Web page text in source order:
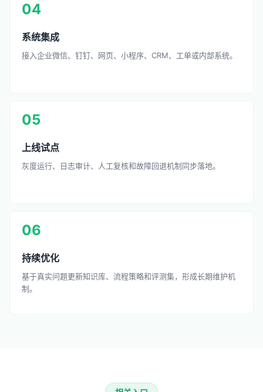
04
系统集成
接入企业微信、钉钉、网页、小程序、CRM、工单或内部系统。
05
上线试点
灰度运行、日志审计、人工复核和故障回退机制同步落地。
06
持续优化
基于真实问题更新知识库、流程策略和评测集，形成长期维护机
制。